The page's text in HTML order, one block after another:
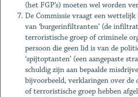
(het FGP’s) moeten wel worden
De Commissie vraagt een
van ‘burgerinfiltranten’ (de
terroristische groep of criminele
persoon die geen lid is van de
‘spijtoptanten’ (een aangepaste
schuldig zijn aan bepaalde
bijvoorbeeld, verklaringen over de
of terroristische groep hebben